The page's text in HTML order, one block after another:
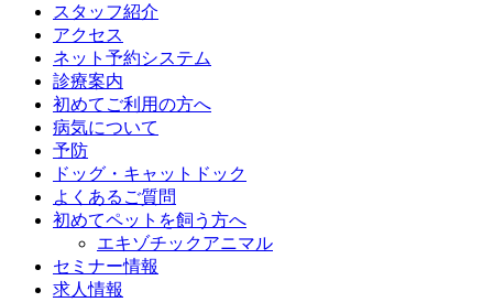
スタッフ紹介
アクセス
ネット予約システム
診療案内
初めてご利用の方へ
病気について
予防
ドッグ・キャットドック
よくあるご質問
初めてペットを飼う方へ
エキゾチックアニマル
セミナー情報
求人情報